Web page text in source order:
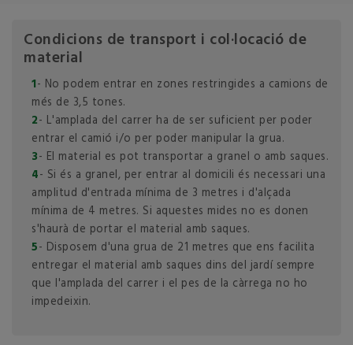
Condicions de transport i col·locació de
material
1- No podem entrar en zones restringides a camions de
més de 3,5 tones.
2- L'amplada del carrer ha de ser suficient per poder
entrar el camió i/o per poder manipular la grua.
3- El material es pot transportar a granel o amb saques.
4- Si és a granel, per entrar al domicili és necessari una
amplitud d'entrada mínima de 3 metres i d'alçada
mínima de 4 metres. Si aquestes mides no es donen
s'haurà de portar el material amb saques.
5- Disposem d'una grua de 21 metres que ens facilita
entregar el material amb saques dins del jardí sempre
que l'amplada del carrer i el pes de la càrrega no ho
impedeixin.